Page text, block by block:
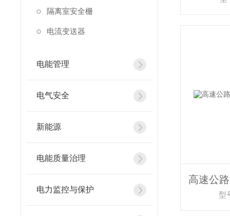
隔离室安全栅
电流变送器
电能管理
电气安全
新能源
电能质量治理
电力监控与保护
型